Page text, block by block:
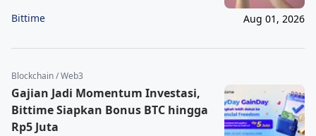
Bittime Aug 01, 2026
Blockchain / Web3
Gajian Jadi Momentum Investasi,
Bittime Siapkan Bonus BTC hingga
Rp5 Juta